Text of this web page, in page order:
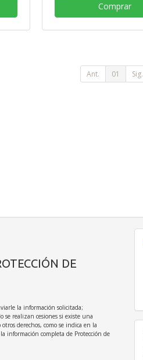
Comprar
Ant. 01 Sig.
DE
la información solicitada;
se realizan cesiones si existe una
derechos, como se indica en la
información completa de Protección de